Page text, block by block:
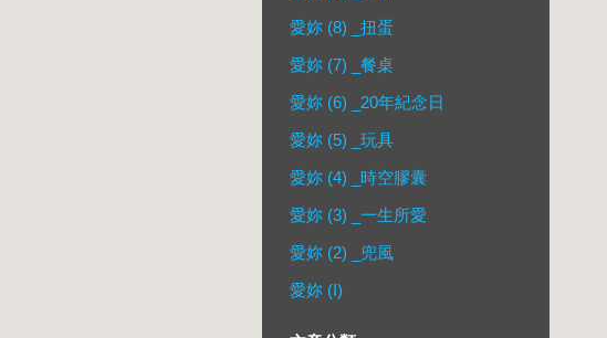
愛妳 (8) _扭蛋
愛妳 (7) _餐桌
愛妳 (6) _20年紀念日
愛妳 (5) _玩具
愛妳 (4) _時空膠囊
愛妳 (3) _一生所愛
愛妳 (2) _兜風
愛妳 (I)